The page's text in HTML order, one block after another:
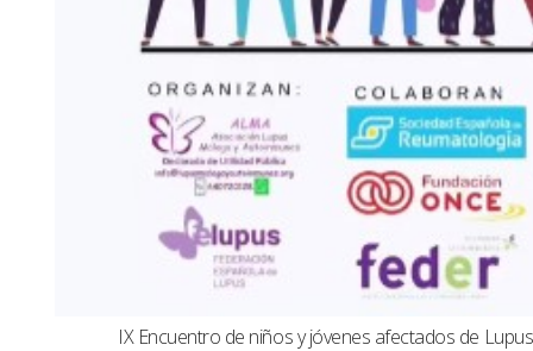
IX Encuentro de niños y jóvenes afectados de